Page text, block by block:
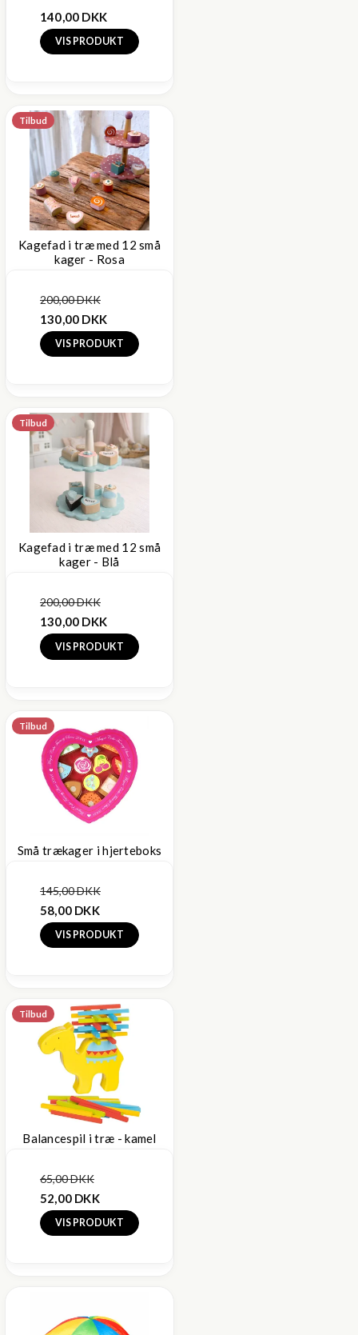
140,00 DKK
VIS PRODUKT
Tilbud
Kagefad i træ med 12 små
kager - Rosa
200,00 DKK
130,00 DKK
VIS PRODUKT
Tilbud
Kagefad i træ med 12 små
kager - Blå
200,00 DKK
130,00 DKK
VIS PRODUKT
Tilbud
Små trækager i hjerteboks
145,00 DKK
58,00 DKK
VIS PRODUKT
Tilbud
Balancespil i træ - kamel
65,00 DKK
52,00 DKK
VIS PRODUKT